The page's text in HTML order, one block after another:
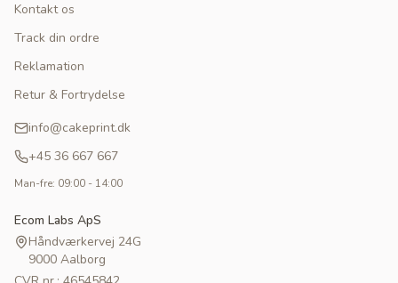
Kontakt os
Track din ordre
Reklamation
Retur & Fortrydelse
info@cakeprint.dk
+45 36 667 667
Man-fre: 09:00 - 14:00
Ecom Labs ApS
Håndværkervej 24G
9000 Aalborg